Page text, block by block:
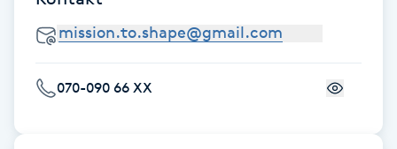
Gua Sha-massage
070-090 66 XX